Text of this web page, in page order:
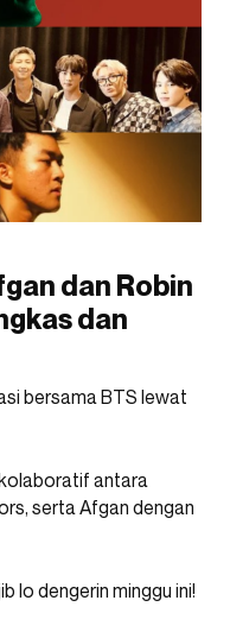
dan Robin
dan
bersama BTS lewat
antara
serta Afgan dengan
lo dengerin minggu ini!